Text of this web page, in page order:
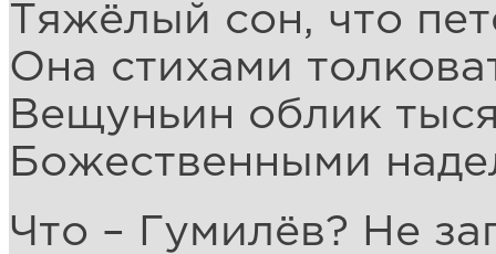
Тяжёлый сон, что
Она стихами
Вещуньин облик
Божественными
Что – Гумилёв? Не